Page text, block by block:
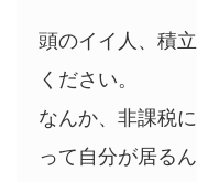
頭のイイ人、積
ください。
なんか、非課税
って自分が居る